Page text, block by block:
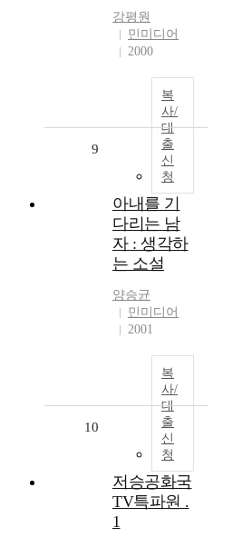
강평원
민미디어
2000
복
사/
대
출
신
청
9
아내를 기
다리는 남
자 : 생각하
는 소설
양승균
민미디어
2001
복
사/
대
출
신
청
10
저승공화국
TV특파원 .
1